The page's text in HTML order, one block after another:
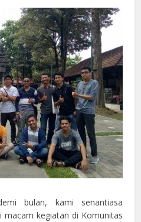
bulan, kami senantiasa
macam kegiatan di Komunitas